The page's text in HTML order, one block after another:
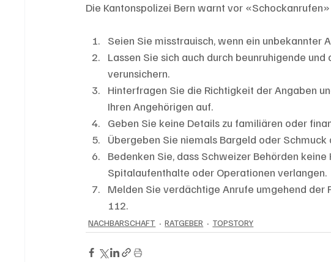
Die Kantonspolizei Bern warnt vor
Seien Sie misstrauisch, wenn ein unbekannter
Lassen Sie sich auch durch beunruhigende
verunsichern.
Hinterfragen Sie die Richtigkeit der Angaben
Ihren Angehörigen auf.
Geben Sie keine Details zu familiären oder
Übergeben Sie niemals Bargeld oder Schmuck
Bedenken Sie, dass Schweizer Behörden
Spitalaufenthalte oder Operationen verlangen.
Melden Sie verdächtige Anrufe umgehend
112.
NACHBARSCHAFT RATGEBER TOPSTORY